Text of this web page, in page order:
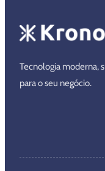
Tecnologia moderna,
para o seu negócio.